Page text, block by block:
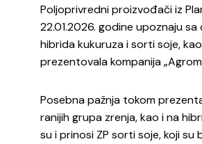
Poljoprivredni proizvođači iz
22.01.2026. godine upoznaju
hibrida kukuruza i sorti soje,
prezentovala kompanija
Posebna pažnja tokom
ranijih grupa zrenja, kao i na
su i prinosi ZP sorti soje, koji